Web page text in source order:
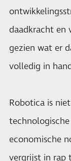
daadkracht en
gezien wat er
volledig in
Robotica is
economische
vergrijst in rap